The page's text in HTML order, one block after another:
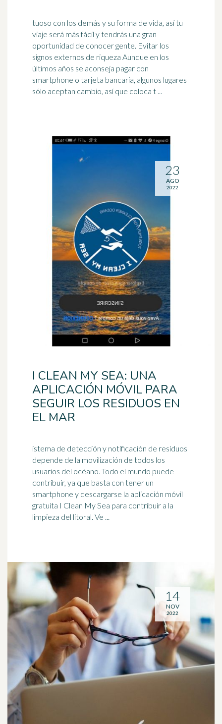
tuoso con los demás y su forma de vida, así tu
viaje será más fácil y tendrás una gran
oportunidad de conocer gente. Evitar los
signos externos de riqueza Aunque en los
últimos años se aconseja pagar con
smartphone o tarjeta bancaria, algunos lugares
sólo aceptan cambio, así que coloca t ...
I CLEAN MY SEA: UNA
APLICACIÓN MÓVIL PARA
SEGUIR LOS RESIDUOS EN
EL MAR
istema de detección y notificación de residuos
depende de la movilización de todos los
usuarios del océano. Todo el mundo puede
contribuir, ya que basta con tener un
smartphone y descargarse la aplicación móvil
gratuita I Clean My Sea para contribuir a la
limpieza del litoral. Ve ...
23
AGO
2022
14
NOV
2022